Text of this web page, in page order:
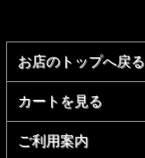
お店のトップへ戻る
カートを見る
ご利用案内